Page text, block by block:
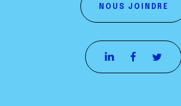
NOUS JOINDRE